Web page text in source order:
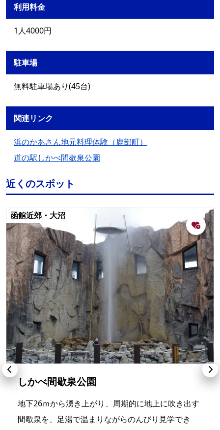
利用料金
1人4000円
駐車場
無料駐車場あり(45台)
関連リンク
浜のかあさん地元料理体験（鹿部町）
道の駅しかべ間歇泉公園
近くのスポット
函館近郊・大沼
しかべ間歇泉公園
地下26ｍから湧き上がり、周期的に地上に吹き出す
間歇泉を、足湯で温まりながらのんびり見学でき